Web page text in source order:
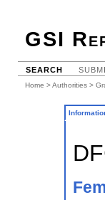
GSI
SEARCH
Home >Authorities >